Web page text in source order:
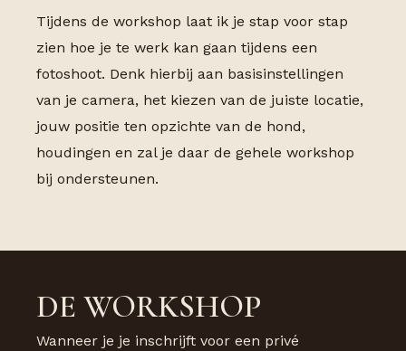
Tijdens de workshop laat ik je stap voor stap
zien hoe je te werk kan gaan tijdens een
fotoshoot. Denk hierbij aan basisinstellingen
van je camera, het kiezen van de juiste locatie,
jouw positie ten opzichte van de hond,
houdingen en zal je daar de gehele workshop
bij ondersteunen.
DE WORKSHOP
Wanneer je je inschrijft voor een privé